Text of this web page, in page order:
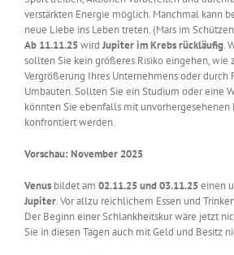
verstärkten Energie möglich. Manchmal kann
neue Liebe ins Leben treten. (Mars im
Ab 11.11.25wird Jupiter im Krebs rückläufig.
sollten Sie kein größeres Risiko eingehen, wie
Vergrößerung Ihres Unternehmens oder durch
Umbauten. Sollten Sie ein Studium oder eine
könnten Sie ebenfalls mit unvorhergesehenen
konfrontiert werden.
Vorschau: November 2025
Venus bildet am 02.11.25 und 03.11.25einen
Jupiter. Vor allzu reichlichem Essen und
Der Beginn einer Schlankheitskur wäre jetzt
Sie in diesen Tagen auch mit Geld und Besitz